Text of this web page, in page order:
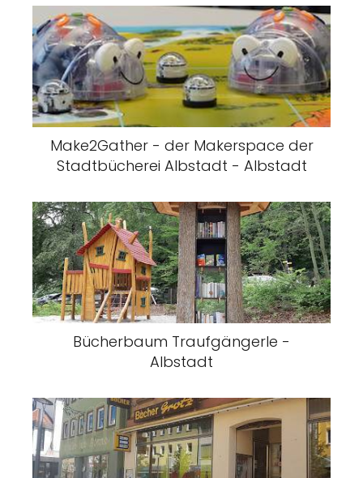
Make2Gather - der Makerspace der
Stadtbücherei Albstadt - Albstadt
Bücherbaum Traufgängerle -
Albstadt